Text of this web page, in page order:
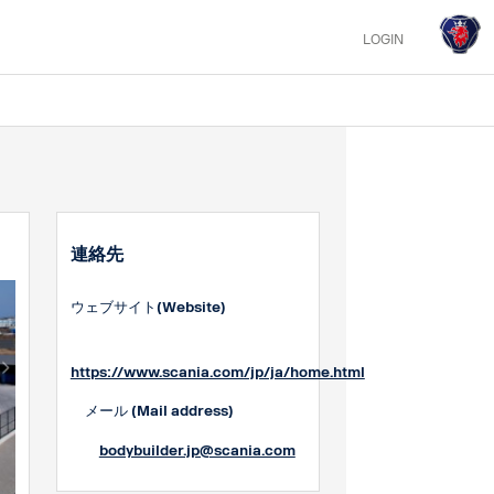
LOGIN
連絡先
ウェブサイト(Website)
https://www.scania.com/jp/ja/home.html
メール (Mail address)
bodybuilder.jp@scania.com